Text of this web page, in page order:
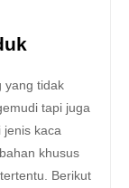
yang tidak
tapi juga
jenis kaca
khusus
Berikut